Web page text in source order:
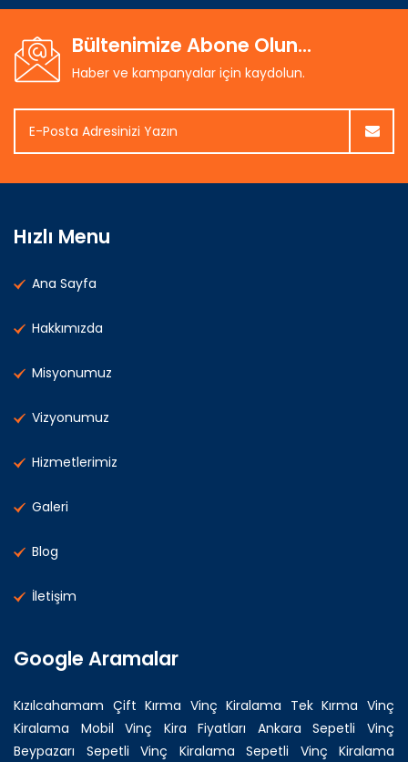
Bültenimize Abone Olun...
Haber ve kampanyalar için kaydolun.
Hızlı Menu
Ana Sayfa
Hakkımızda
Misyonumuz
Vizyonumuz
Hizmetlerimiz
Galeri
Blog
İletişim
Google Aramalar
Kızılcahamam Çift Kırma Vinç Kiralama Tek Kırma Vinç
Kiralama
Mobil Vinç Kira Fiyatları
Ankara Sepetli Vinç
Beypazarı Sepetli Vinç Kiralama
Sepetli Vinç Kiralama